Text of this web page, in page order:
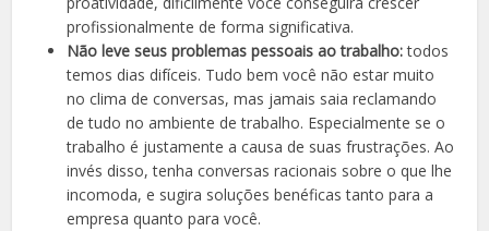
profissionalmente de forma significativa.
Não leve seus problemas pessoais ao trabalho:todos
temos dias difíceis. Tudo bem você não estar muito
no clima de conversas, mas jamais saia reclamando
de tudo no ambiente de trabalho. Especialmente se o
trabalho é justamente a causa de suas frustrações. Ao
invés disso, tenha conversas racionais sobre o que lhe
incomoda, e sugira soluções benéficas tanto para a
empresa quanto para você.